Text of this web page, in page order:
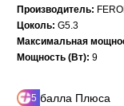
Производитель:
Цоколь: G5.3
Максимальная
Мощность (Вт): 9
5 балла Плюса